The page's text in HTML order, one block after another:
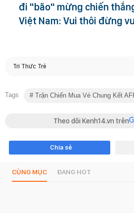
đi "bão" mừng chiến
Việt Nam: Vui thôi đừng
Trí Thức Trẻ
Tags Trận Chiến Mua Vé Chung Kết
Theo dõi Kenh14.vn trên
Chia sẻ
CÙNG MỤC ĐANG HOT